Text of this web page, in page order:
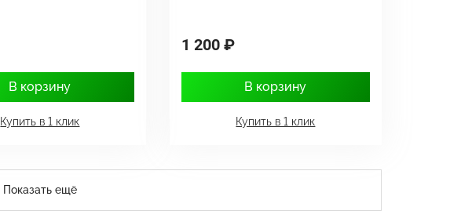
В корзину
Купить в 1 клик
1 200 ₽
В корзину
Купить в 1 клик
Показать ещё